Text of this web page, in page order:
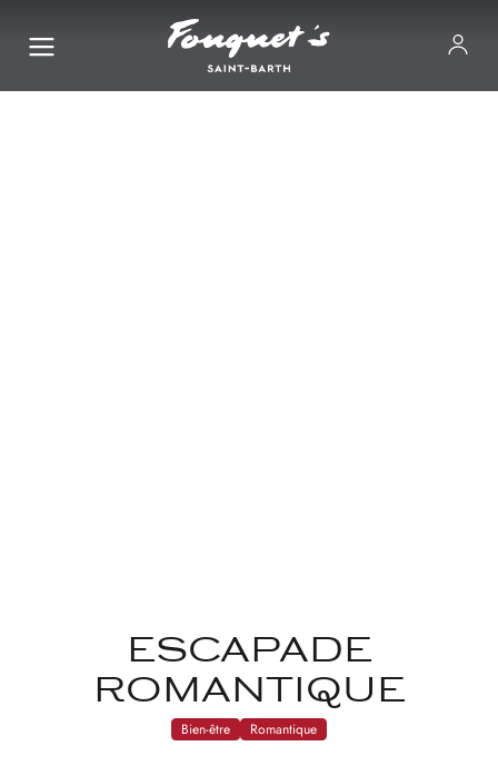
ESCAPADE
ROMANTIQUE
Bien-être Romantique